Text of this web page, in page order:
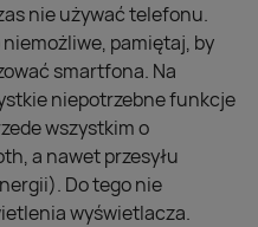
nie używać telefonu.
pamiętaj, by
smartfona. Na
niepotrzebne funkcje
wszystkim o
a nawet przesyłu
Do tego nie
wyświetlacza.